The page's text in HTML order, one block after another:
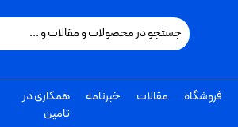
فروشگاه مقالات خبرنامه
همکاری در
تامین